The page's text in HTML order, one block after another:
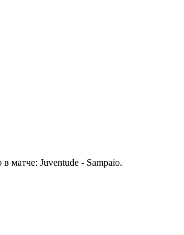
матче: Juventude - Sampaio.